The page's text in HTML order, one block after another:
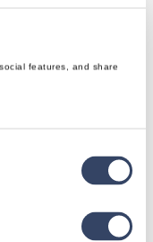
features, and share